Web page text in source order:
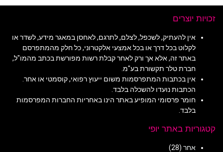
זכויות יוצרים
אין להעתיק, לשכפל, לצלם, לתרגם, לאחסן במאגר מידע, לשדר או
לקלוט בכל דרך או בכל אמצעי אלקטרוני, כל חלק מהמתפרסם
באתר זה, אלא אך ורק לאחר קבלת רשות מפורשת בכתב מהמו"ל,
חברת טלר תקשורת בע"מ.
אין בכתבות המתפרסמות משום ייעוץ רפואי, קוסמטי או אחר.
הכתבות נועדו להשכלה בלבד.
חומר פרסומי המופיע באתר הינו באחריות החברות המפרסמות
בלבד.
קטגוריות באתר יופי
אחר (28)